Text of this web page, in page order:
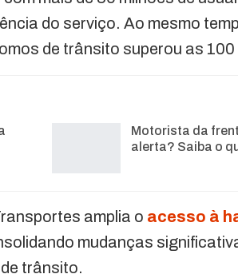
do serviço. Ao mesmo
de trânsito superou as 100
Motorista da
alerta? Saiba o
amplia o acesso à
mudanças
trânsito.